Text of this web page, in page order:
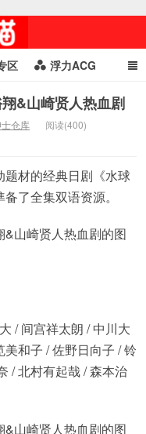
区 浮力ACG
神 萌妹专区
&山崎贤人热血剧
仓库
阅读(400)
材的经典日剧《水球
了全集双语资源。
/ 间宫祥太朗 / 中川大
和子 / 佐野日向子 / 铃
/ 北村有起哉 / 森本治